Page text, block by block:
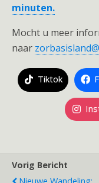
minuten.
Mocht u meer
naar
Tiktok
Vorig Bericht